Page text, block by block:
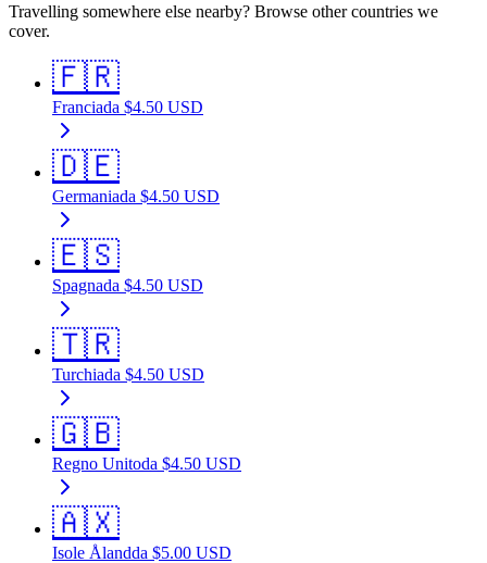
Travelling somewhere else nearby? Browse other countries we
cover.
🇫🇷
Franciada $4.50 USD
🇩🇪
Germaniada $4.50 USD
🇪🇸
Spagnada $4.50 USD
🇹🇷
Turchiada $4.50 USD
🇬🇧
Regno Unitoda $4.50 USD
🇦🇽
Isole Ålandda $5.00 USD